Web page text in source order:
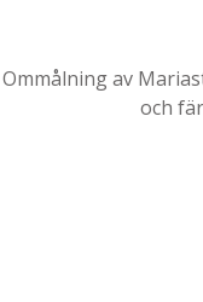
Ommålning av
och